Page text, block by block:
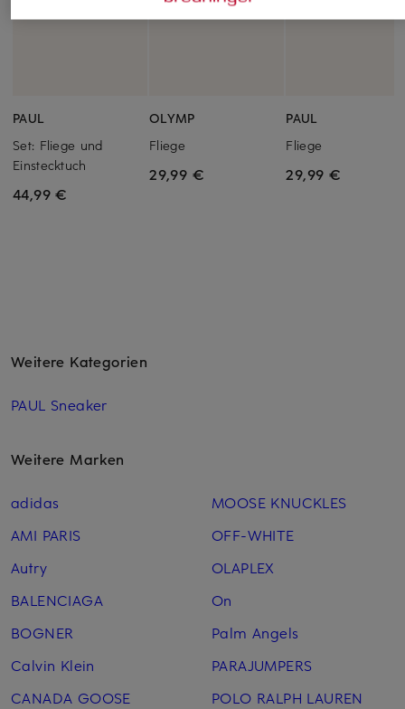
PAUL
Set: Fliege und
Einstecktuch
44,99 €
OLYMP
Fliege
29,99 €
PAUL
Fliege
29,99 €
Weitere Kategorien
PAUL Sneaker
Weitere Marken
adidas
AMI PARIS
Autry
BALENCIAGA
BOGNER
Calvin Klein
CANADA GOOSE
MOOSE KNUCKLES
OFF-WHITE
OLAPLEX
On
Palm Angels
PARAJUMPERS
POLO RALPH LAUREN